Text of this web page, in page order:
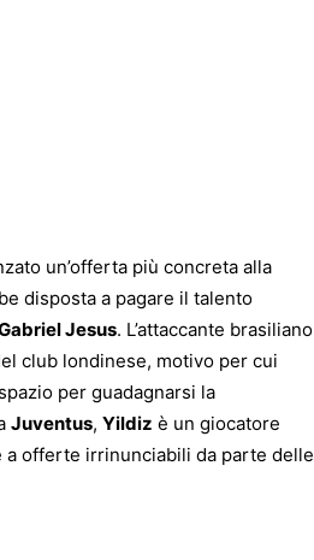
un’offerta più concreta alla
disposta a pagare il talento
Jesus. L’attaccante brasiliano
club londinese, motivo per cui
per guadagnarsi la
Juventus, Yildiz è un giocatore
a offerte irrinunciabili da parte delle